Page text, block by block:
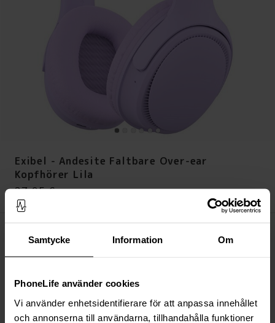
Samtycke Information Om
PhoneLife använder cookies
Vi använder enhetsidentifierare för att anpassa innehållet
och annonserna till användarna, tillhandahålla funktioner
Exibel - Andesite Faltbare Over-ear
Kopfhörer Lila
Preis:27,95 €
27,95 €
IN DEN WARENKORB LEGEN
Immer kostenloser Versand
Schnelle Lieferung (Deutsche Post)
Versand aus unserem Lager in Schweden